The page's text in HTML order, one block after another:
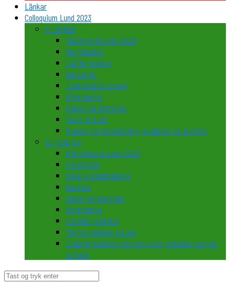
Länkar
Colloquium Lund 2023
In English
Welcome to Lund 2023!
Registration
Call for papers
Bursaries
Comparative survey
Programme
Hands-on Workshop
Tours in Lund
Papers for Proceedings, guidance for authors
En français
Bienvenue à Lund 2023!
Inscription
Appel à contributions
Bourses
Etude comparative
Programme
L’atelier pratique
Visites guidées à Lund
Communications pour les Actes, conseils pour les
auteurs
Søg